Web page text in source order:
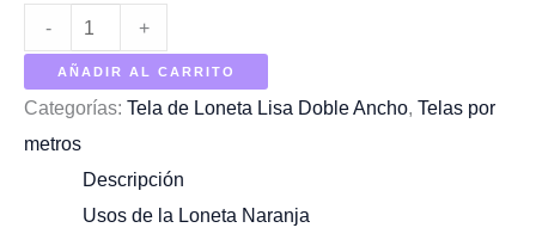
Cantidad
de
Loneta
- +
AÑADIR AL CARRITO
Categorías: Tela de Loneta Lisa Doble Ancho, Telas por
metros
Descripción
Usos de la Loneta Naranja